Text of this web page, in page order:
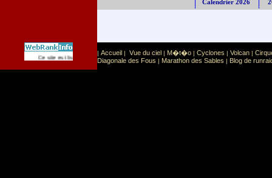
Calendrier 2026
Ce site est list� dans la cat�gorie Sport: Sports extr�mes
| Accueil | Vue du ciel | M�t�o | Cyclones | Volcan |
Diagonale des Fous | Marathon des Sables | Blog de